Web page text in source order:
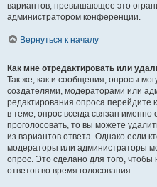
вариантов, превышающее это
администратором конференции.
Вернуться к началу
Как мне отредактировать или
Так же, как и сообщения, опросы
создателями, модераторами или
редактирования опроса перейдите
в теме; опрос всегда связан именно
проголосовать, то вы можете
из вариантов ответа. Однако если
модераторы или администраторы
опрос. Это сделано для того,
ответов во время голосования.